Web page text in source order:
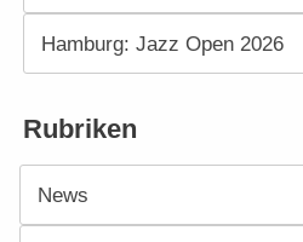
Hamburg: Jazz Open 2026
Rubriken
News